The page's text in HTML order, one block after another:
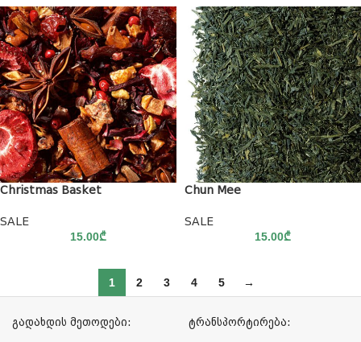
Christmas Basket
SALE
15.00₾
Chun Mee
SALE
15.00₾
1 2 3 4 5 →
გადახდის მეთოდები: ტრანსპორტირება: